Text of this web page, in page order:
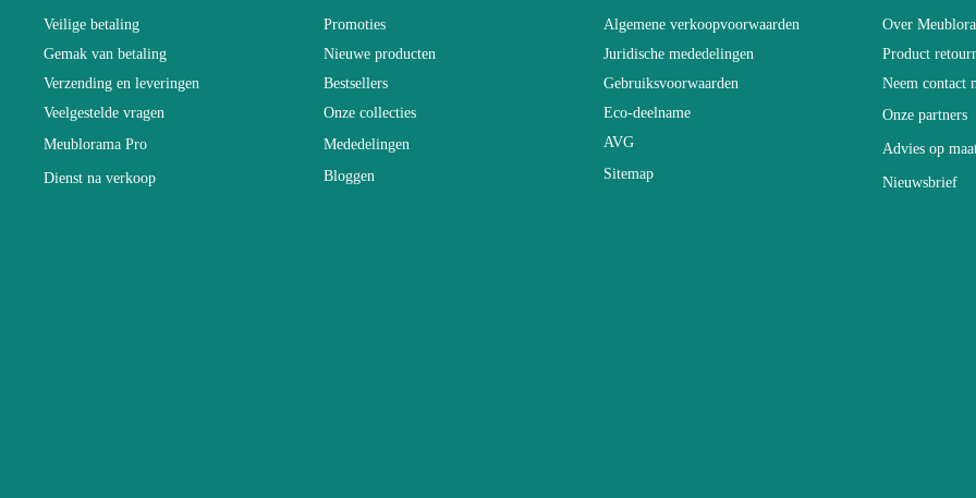
Levertijd (Aantal dagen) 21
Veilige betaling
Gemak van betaling
Verzending en leveringen
Veelgestelde vragen
Meublorama Pro
Dienst na verkoop
Promoties
Nieuwe producten
Bestsellers
Onze collecties
Mededelingen
Bloggen
Algemene verkoopvoorwaarden
Juridische mededelingen
Gebruiksvoorwaarden
Eco-deelname
AVG
Sitemap
Over
Product
Neem contact
Onze partners
Advies op
Nieuwsbrief